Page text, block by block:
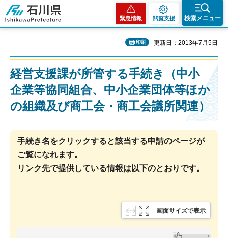
石川県
緊急情報 閲覧支援 検索メニュー
印刷 更新日：2013年7月5日
経営支援課が所管する手続き（中小
企業等協同組合、中小企業団体等ほか
の組織及び商工会・商工会議所関連）
手続き名をクリックすると該当する申請のページが
ご覧になれます。
リンク先で提供している情報は以下のとおりです。
画面サイズで表示